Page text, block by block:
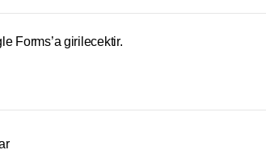
Forms’a girilecektir.